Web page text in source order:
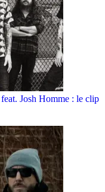
Josh Homme : le clip